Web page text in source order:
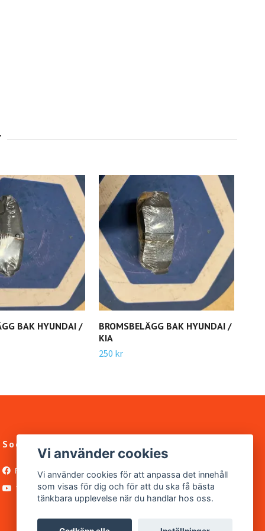
BAK HYUNDAI /
BROMSBELÄGG BAK HYUNDAI /
KIA
250 kr
Sociala medier
Facebook
YouTube
Vi använder cookies
Vi använder cookies för att anpassa det innehåll
som visas för dig och för att du ska få bästa
tänkbara upplevelse när du handlar hos oss.